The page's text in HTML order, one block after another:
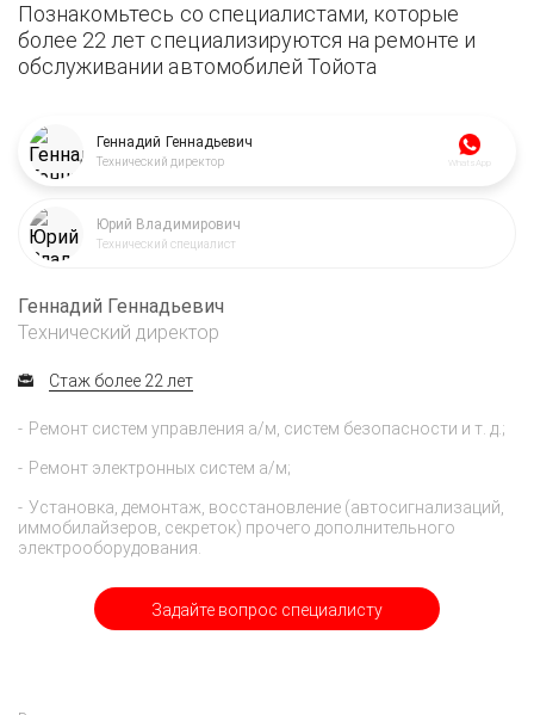
Познакомьтесь со специалистами, которые
более 22 лет специализируются на ремонте и
обслуживании автомобилей Тойота
Геннадий Геннадьевич
Технический директор WhatsApp
Юрий Владимирович
Технический специалист
Задайте вопрос специалисту
Геннадий Геннадьевич
Технический директор
Стаж более 22 лет
Ремонт систем управления а/м, систем безопасности и т. д.;
Ремонт электронных систем а/м;
Установка, демонтаж, восстановление (автосигнализаций,
иммобилайзеров, секреток) прочего дополнительного
электрооборудования.